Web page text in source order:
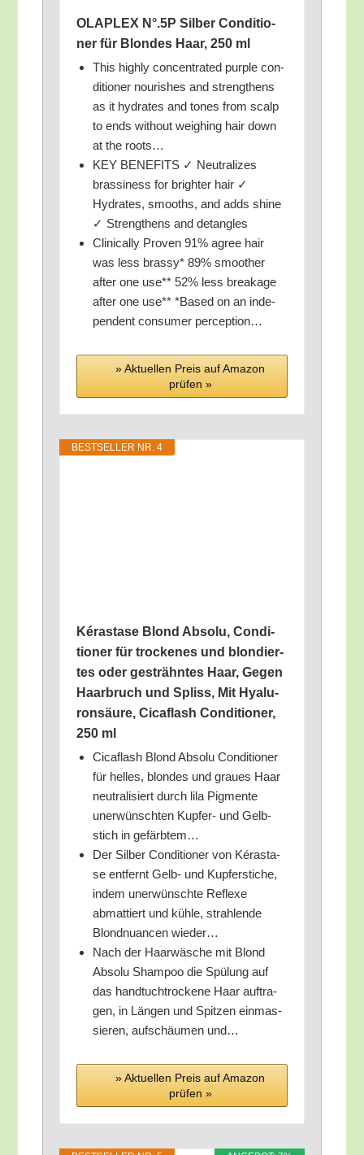
OLAPLEX N°.5P Sil­ber Con­di­tio­
ner für Blon­des Haar, 250 ml
This high­ly con­cen­tra­ted pur­ple con­
di­tio­ner nou­ris­hes and streng­thens
as it hydra­tes and tones from scalp
to ends wit­hout weig­hing hair down
at the roots…
KEY BENEFITS ✓ Neu­tra­li­zes
bras­si­ness for brigh­ter hair ✓
Hydra­tes, smooths, and adds shi­ne
✓ Streng­thens and detangles
Cli­ni­cal­ly Pro­ven 91% agree hair
was less bras­sy* 89% smoot­her
after one use** 52% less breakage​
after one use** *Based on an inde­
pen­dent con­su­mer perception…
» Aktu­el­len Preis auf Ama­zon
prü­fen »
BEST­SEL­LER NR. 4
Kéra­sta­se Blond Abso­lu, Con­di­
tio­ner für tro­cke­nes und blon­dier­
tes oder gesträhn­tes Haar, Gegen
Haar­bruch und Spliss, Mit Hyalu­
ron­säu­re, Cicaflash Con­di­tio­ner,
250 ml
Cicaflash Blond Abso­lu Con­di­tio­ner
für hel­les, blon­des und grau­es Haar
neu­tra­li­siert durch lila Pig­men­te
uner­wünsch­ten Kup­fer- und Gelb­
stich in gefärbtem…
Der Sil­ber Con­di­tio­ner von Kéra­sta­
se ent­fernt Gelb- und Kup­fer­sti­che,
indem uner­wünsch­te Refle­xe
abmat­tiert und küh­le, strah­len­de
Blond­nu­an­cen wieder…
Nach der Haar­wä­sche mit Blond
Abso­lu Sham­poo die Spü­lung auf
das hand­tuch­tro­cke­ne Haar auf­tra­
gen, in Län­gen und Spit­zen ein­mas­
sie­ren, auf­schäu­men und…
» Aktu­el­len Preis auf Ama­zon
prü­fen »